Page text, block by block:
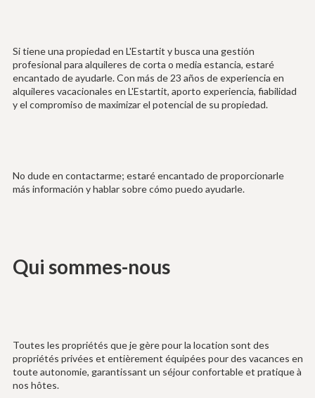
Si tiene una propiedad en L'Estartit y busca una gestión
profesional para alquileres de corta o media estancia, estaré
encantado de ayudarle. Con más de 23 años de experiencia en
alquileres vacacionales en L'Estartit, aporto experiencia, fiabilidad
y el compromiso de maximizar el potencial de su propiedad.
No dude en contactarme; estaré encantado de proporcionarle
más información y hablar sobre cómo puedo ayudarle.
Qui sommes-nous
Toutes les propriétés que je gère pour la location sont des
propriétés privées et entièrement équipées pour des vacances en
toute autonomie, garantissant un séjour confortable et pratique à
nos hôtes.